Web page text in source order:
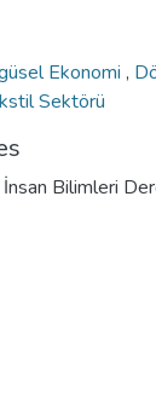
Ekonomi ,
Sektörü
Bilimleri